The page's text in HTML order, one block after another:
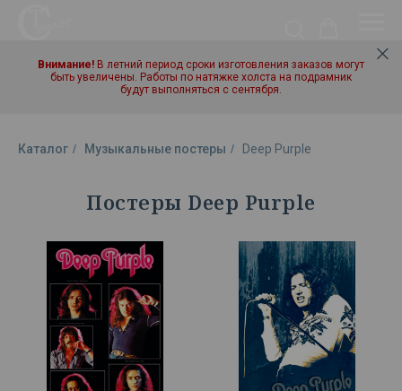
Внимание! В летний период сроки изготовления заказов могут
быть увеличены. Работы по натяжке холста на подрамник
будут выполняться с сентября.
Каталог / Музыкальные постеры / Deep Purple
Постеры Deep Purple